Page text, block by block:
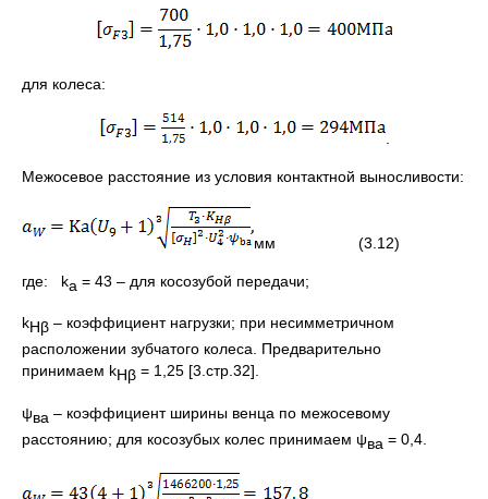
для колеса:
.
Межосевое расстояние из условия контактной выносливости:
мм (3.12)
где: ka = 43 – для косозубой передачи;
kНβ – коэффициент нагрузки; при несимметричном
расположении зубчатого колеса. Предварительно
принимаем kНβ = 1,25 [3.стр.32].
ψва – коэффициент ширины венца по межосевому
расстоянию; для косозубых колес принимаем ψва = 0,4.